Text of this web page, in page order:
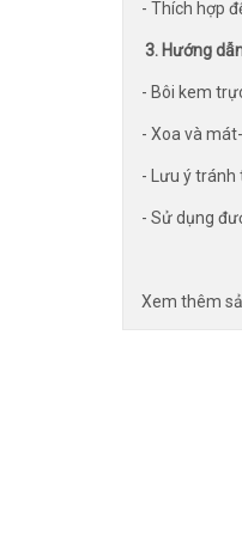
- Thích hợp
3. Hướng
- Bôi kem
- Xoa và
- Lưu ý tránh
- Sử dụng
Xem thêm